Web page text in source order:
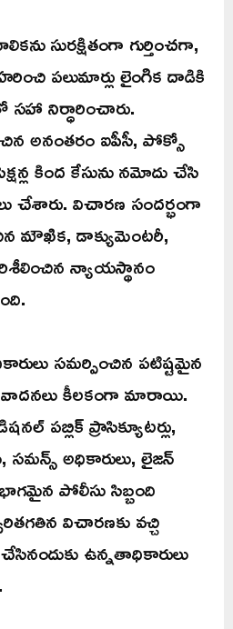
సురక్షితంగా గుర్తించగా,
పలుమార్లు లైంగిక దాడికి
సహా నిర్ధారించారు.
అనంతరం ఐపీసీ, పోక్సో
కింద కేసును నమోదు చేసి
చేశారు. విచారణ సందర్భంగా
మౌఖిక, డాక్యుమెంటరీ,
న్యాయస్థానం
సమర్పించిన పటిష్టమైన
వాదనలు కీలకంగా మారాయి.
పబ్లిక్ ప్రాసిక్యూటర్లు,
సమన్స్ అధికారులు, లైజన్
పోలీసు సిబ్బంది
విచారణకు వచ్చి
ఉన్నతాధికారులు